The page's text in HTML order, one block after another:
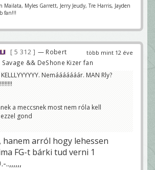
Mailata, Myles Garrett, Jerry Jeudy, Tre Harris, Jayden
fan!!!
több mint 12 éve
5 312
— Robert
&& DeShone Kizer fan
Nemááááááár. MAN Rly?
a meccsnek most nem róla kell
gond
hanem arról hogy lehessen
FG-t bárki tud verni 1
..,,,,,,